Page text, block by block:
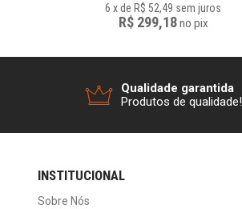
6 xde R$ 52,49 sem juros
R$ 299,18no pix
Qualidade garantida
Produtos de qualidade!
INSTITUCIONAL
Sobre Nós